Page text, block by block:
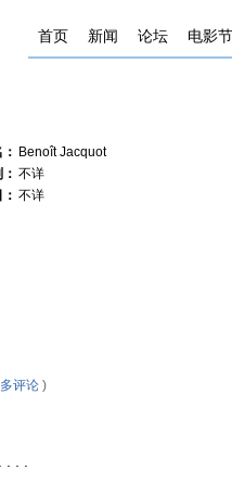
首页 新闻 论坛 电影节
Benoît Jacquot
不详
不详
评论 )
. . .